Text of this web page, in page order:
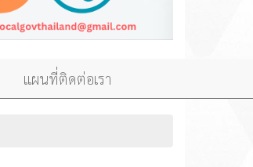
แผนที่ติดต่อเรา